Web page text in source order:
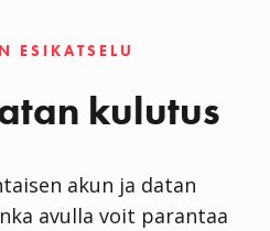
ESIKATSELU
kulutus
akun ja datan
avulla voit parantaa